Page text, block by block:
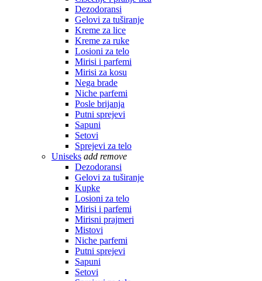
Dezodoransi
Gelovi za tuširanje
Kreme za lice
Kreme za ruke
Losioni za telo
Mirisi i parfemi
Mirisi za kosu
Nega brade
Niche parfemi
Posle brijanja
Putni sprejevi
Sapuni
Setovi
Sprejevi za telo
Uniseks add remove
Dezodoransi
Gelovi za tuširanje
Kupke
Losioni za telo
Mirisi i parfemi
Mirisni prajmeri
Mistovi
Niche parfemi
Putni sprejevi
Sapuni
Setovi